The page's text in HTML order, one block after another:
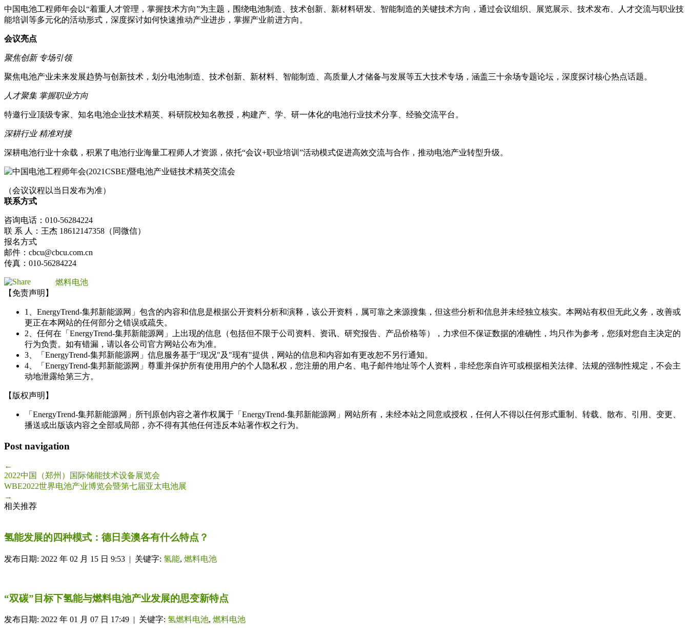
中国电池工程师年会以“着重人才管理，掌握技术方向”为主题，围绕电池制造、技术创新、新材料研发、智能制造的关键技术方向，通过会议组织、展览展示、技术发布、人才交流与职业技
能培训等多元化的活动形式，深度探讨如何快速推动产业进步，掌握产业前进方向。
会议亮点
聚焦创新 专场引领
聚焦电池产业未来发展趋势与创新技术，划分电池制造、技术创新、新材料、智能制造、高质量人才储备与发展等五大技术专场，涵盖三十余场专题论坛，深度探讨核心热点话题。
人才聚集 掌握职业方向
特邀行业顶级专家、知名电池企业技术精英、科研院校知名教授，构建产、学、研一体化的电池行业技术分享、经验交流平台。
深耕行业 精准对接
深耕电池行业十余载，积累了电池行业海量工程师人才资源，依托“会议+职业培训”活动模式促进高效交流与合作，推动电池产业转型升级。
（会议议程以当日发布为准）
联系方式
咨询电话：010-56284224
联 系 人：王杰 18612147358（同微信）
报名方式
邮件：cbcu@cbcu.com.cn
传真：010-56284224
燃料电池
【免责声明】
1、EnergyTrend-集邦新能源网」包含的内容和信息是根据公开资料分析和演释，该公开资料，属可靠之来源搜集，但这些分析和信息并未经独立核实。本网站有权但无此义务，改善或
更正在本网站的任何部分之错误或疏失。
2、任何在「EnergyTrend-集邦新能源网」上出现的信息（包括但不限于公司资料、资讯、研究报告、产品价格等），力求但不保证数据的准确性，均只作为参考，您须对您自主决定的
行为负责。如有错漏，请以各公司官方网站公布为准。
3、「EnergyTrend-集邦新能源网」信息服务基于"现况"及"现有"提供，网站的信息和内容如有更改恕不另行通知。
4、「EnergyTrend-集邦新能源网」尊重并保护所有使用用户的个人隐私权，您注册的用户名、电子邮件地址等个人资料，非经您亲自许可或根据相关法律、法规的强制性规定，不会主
动地泄露给第三方。
【版权声明】
「EnergyTrend-集邦新能源网」所刊原创内容之著作权属于「EnergyTrend-集邦新能源网」网站所有，未经本站之同意或授权，任何人不得以任何形式重制、转载、散布、引用、变更、
播送或出版该内容之全部或局部，亦不得有其他任何违反本站著作权之行为。
Post navigation
←
2022中国（郑州）国际储能技术设备展览会
WBE2022世界电池产业博览会暨第七届亚太电池展
→
相关推荐
氢能发展的四种模式：德日美澳各有什么特点？
发布日期: 2022 年 02 月 15 日 9:53 | 关键字: 氢能, 燃料电池
“双碳”目标下氢能与燃料电池产业发展的思变新特点
发布日期: 2022 年 01 月 07 日 17:49 | 关键字: 氢燃料电池, 燃料电池